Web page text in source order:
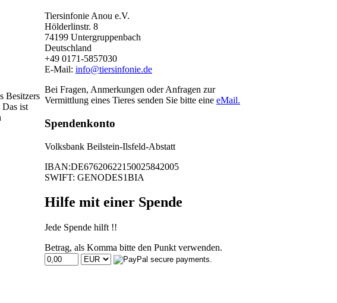
Besitzers
Das ist
Tiersinfonie Anou e.V.
Hölderlinstr. 8
74199 Untergruppenbach
Deutschland
+49 0171-5857030
E-Mail: info@tiersinfonie.de
Bei Fragen, Anmerkungen oder Anfragen zur
Vermittlung eines Tieres senden Sie bitte eine eMail.
Spendenkonto
Volksbank Beilstein-Ilsfeld-Abstatt
IBAN:DE67620622150025842005
SWIFT: GENODES1BIA
Hilfe mit einer Spende
Jede Spende hilft !!
Betrag, als Komma bitte den Punkt verwenden.